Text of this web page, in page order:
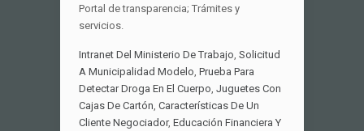
Intranet Del Ministerio De Trabajo, Solicitud
A Municipalidad Modelo, Prueba Para
Detectar Droga En El Cuerpo, Juguetes Con
Cajas De Cartón, Características De Un
Cliente Negociador, Educación Financiera Y